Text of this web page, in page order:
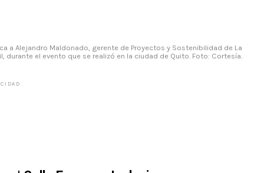
a Alejandro Maldonado, gerente de Proyectos y Sostenibilidad de La
durante el evento que se realizó en la ciudad de Quito. Foto: Cortesía.